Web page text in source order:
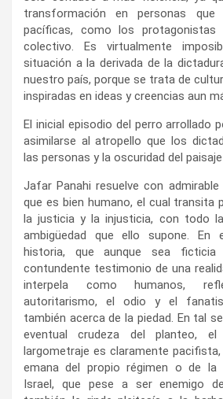
transformación en personas que
pacíficas, como los
colectivo. Es virtualmente
situación a la derivada de la
nuestro país, porque se trata de
inspiradas en ideas y creencias aun
El inicial episodio del perro arrollado
asimilarse al atropello que los
las personas y la oscuridad del
Jafar Panahi resuelve con
que es bien humano, el cual transita
la justicia y la injusticia, con todo
ambigüedad que ello supone. En
historia, que aunque sea ficticia
contundente testimonio de una
interpela como humanos,
autoritarismo, el odio y el
también acerca de la piedad. En tal
eventual crudeza del planteo,
largometraje es claramente
emana del propio régimen o de la
Israel, que pese a ser enemigo